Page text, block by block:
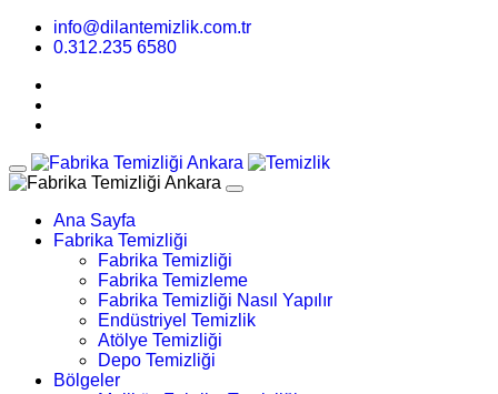
info@dilantemizlik.com.tr
0.312.235 6580
Ana Sayfa
Fabrika Temizliği
Fabrika Temizliği
Fabrika Temizleme
Fabrika Temizliği Nasıl Yapılır
Endüstriyel Temizlik
Atölye Temizliği
Depo Temizliği
Bölgeler